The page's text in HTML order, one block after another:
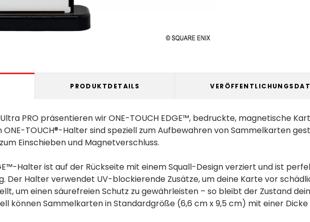
PRODUKTDETAILS
PRO präsentieren wir ONE-TOUCH EDGE™, bedruckte, magnetische
ONE-TOUCH®-Halter sind speziell zum Aufbewahren von Sammelkarten
Einschieben und Magnetverschluss.
Halter ist auf der Rückseite mit einem Squall-Design verziert und ist
Der Halter verwendet UV-blockierende Zusätze, um deine Karte vor
um einen säurefreien Schutz zu gewährleisten – so bleibt der Zustand
können Sammelkarten in Standardgröße (6,6 cm x 9,5 cm) mit einer